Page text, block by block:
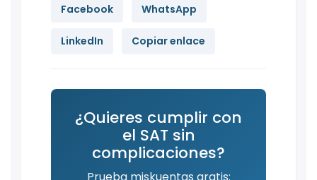
Facebook WhatsApp
LinkedIn Copiar enlace
¿Quieres cumplir con
el SAT sin
complicaciones?